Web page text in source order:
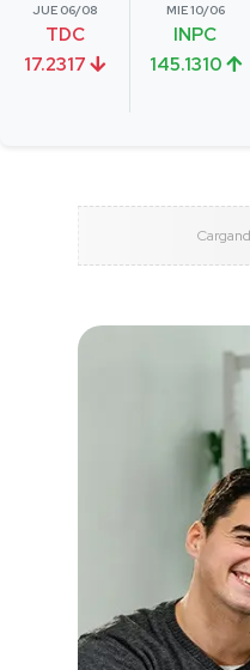
JUE 06/08
TDC
17.2317
MIE 10/06
INPC
145.1310